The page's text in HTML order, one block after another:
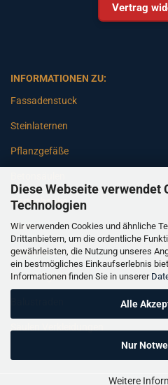
Diese Webseite verwendet
Technologien
Wir verwenden Cookies und ähnliche
Drittanbietern, um die ordentliche
gewährleisten, die Nutzung unseres
ein bestmögliches Einkaufserlebnis
Informationen finden Sie in unserer
Alle
Nur
Weitere
Vertrag
INFORMATIONEN ZU:
Fassadenstuck
Steinlaternen
Pflanzgefäße
Gartenbänke
Pfeiler
Gartenbrunnen
Gartenfiguren